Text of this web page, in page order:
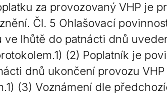
za provozovaný VHP je
Čl. 5 Ohlašovací
ve lhůtě do patnácti dnů
(2) Poplatník je
dnů ukončení provozu
(3) Voznámení dle